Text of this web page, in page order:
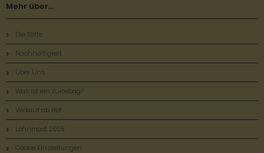
Mehr über...
Die Säfte
Nachhaltigkeit
Über Uns
Was ist ein Juicebag?
Verkauf ab Hof
Lohnmost 2025
Cookie Einstellungen